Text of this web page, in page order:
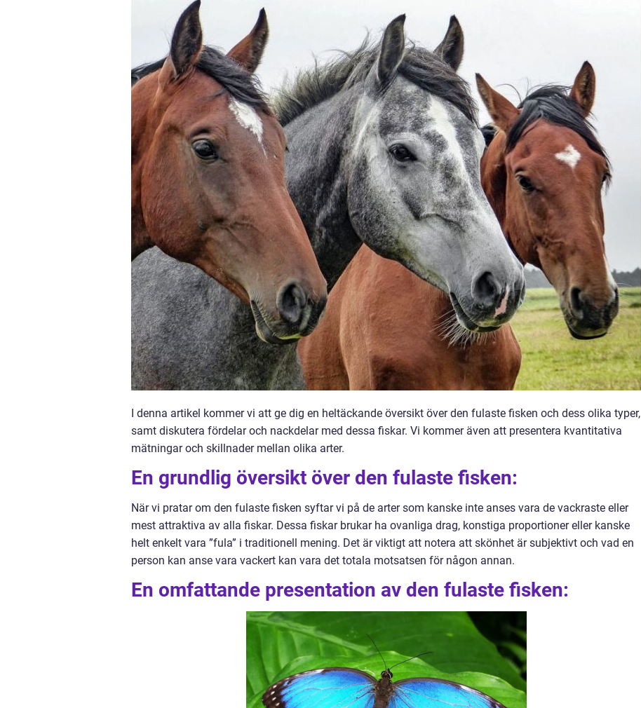
I denna artikel kommer vi att ge dig en heltäckande översikt över den fulaste fisken och dess olika typer,
samt diskutera fördelar och nackdelar med dessa fiskar. Vi kommer även att presentera kvantitativa
mätningar och skillnader mellan olika arter.
En grundlig översikt över den fulaste fisken:
När vi pratar om den fulaste fisken syftar vi på de arter som kanske inte anses vara de vackraste eller
mest attraktiva av alla fiskar. Dessa fiskar brukar ha ovanliga drag, konstiga proportioner eller kanske
helt enkelt vara ”fula” i traditionell mening. Det är viktigt att notera att skönhet är subjektivt och vad en
person kan anse vara vackert kan vara det totala motsatsen för någon annan.
En omfattande presentation av den fulaste fisken: